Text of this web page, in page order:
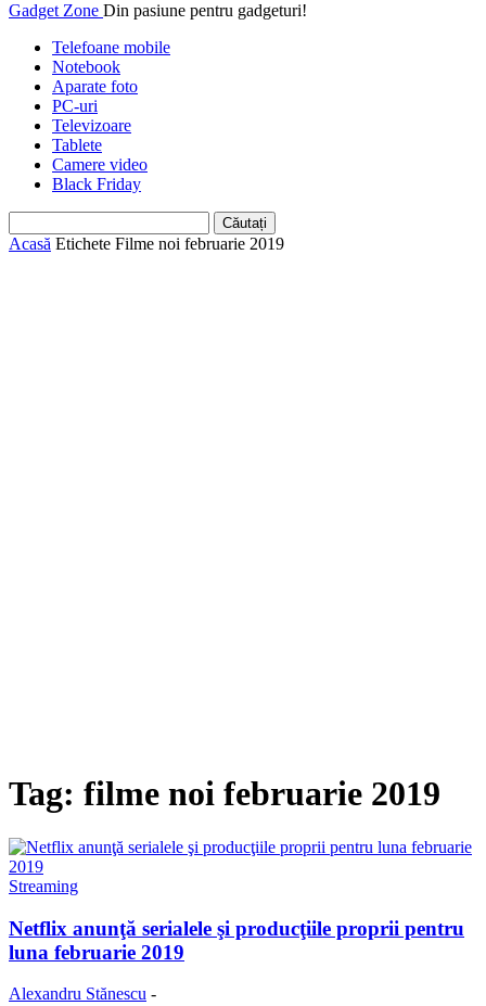
Gadget Zone Din pasiune pentru gadgeturi!
Telefoane mobile
Notebook
Aparate foto
PC-uri
Televizoare
Tablete
Camere video
Black Friday
Acasă Etichete Filme noi februarie 2019
Tag: filme noi februarie 2019
Streaming
Netflix anunţă serialele şi producţiile proprii pentru
luna februarie 2019
Alexandru Stănescu -